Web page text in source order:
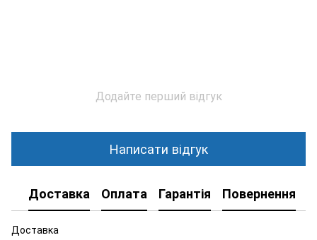
Додайте перший відгук
Написати відгук
Доставка Оплата Гарантія Повернення
Доставка